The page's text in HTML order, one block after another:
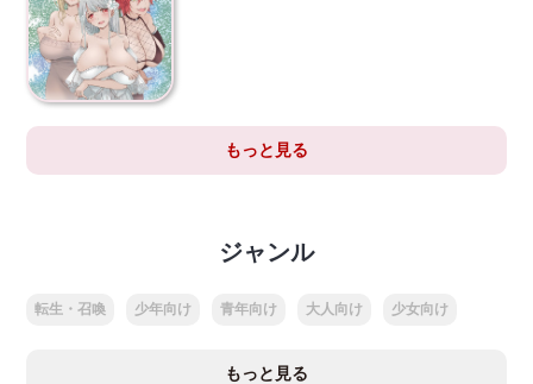
もっと見る
ジャンル
転生・召喚 少年向け 青年向け 大人向け 少女向け
もっと見る